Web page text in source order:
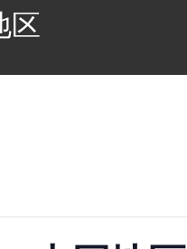
区